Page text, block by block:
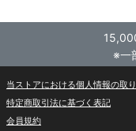
※一
当ストアにおける個人情報の取
特定商取引法に基づく表記
会員規約